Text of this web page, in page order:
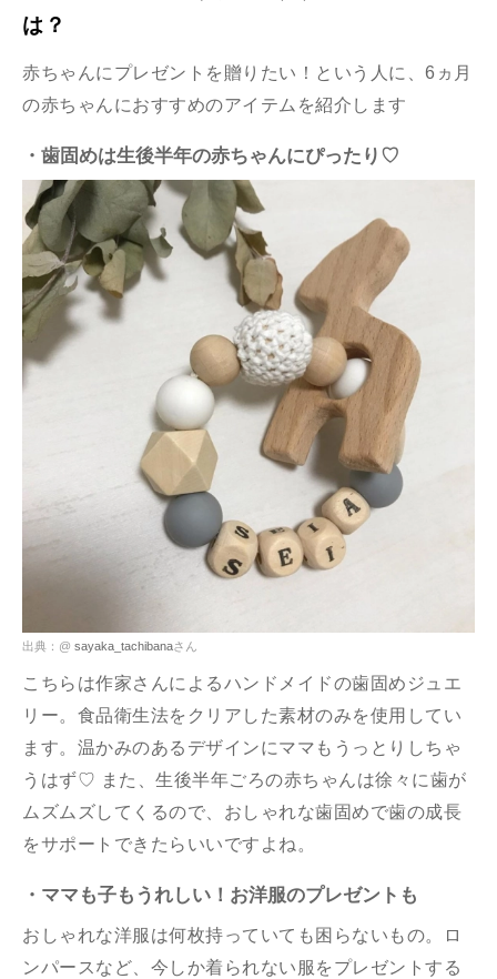
は？
赤ちゃんにプレゼントを贈りたい！という人に、6ヵ月
の赤ちゃんにおすすめのアイテムを紹介します
・歯固めは生後半年の赤ちゃんにぴったり♡
出典：@ sayaka_tachibanaさん
こちらは作家さんによるハンドメイドの歯固めジュエ
リー。食品衛生法をクリアした素材のみを使用してい
ます。温かみのあるデザインにママもうっとりしちゃ
うはず♡ また、生後半年ごろの赤ちゃんは徐々に歯が
ムズムズしてくるので、おしゃれな歯固めで歯の成長
をサポートできたらいいですよね。
・ママも子もうれしい！お洋服のプレゼントも
おしゃれな洋服は何枚持っていても困らないもの。ロ
ンパースなど、今しか着られない服をプレゼントする